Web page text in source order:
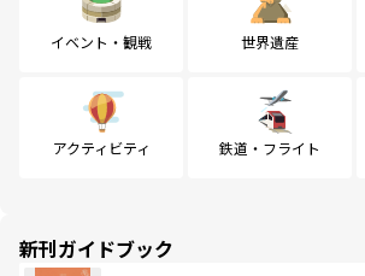
イベント・観戦 世界遺産
アクティビティ 鉄道・フライト
新刊ガイドブック